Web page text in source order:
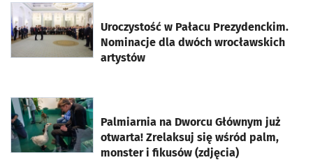
Uroczystość w Pałacu Prezydenckim.
Nominacje dla dwóch wrocławskich
artystów
otworzy się w nowej karcie
Palmiarnia na Dworcu Głównym już
otwarta! Zrelaksuj się wśród palm,
monster i fikusów (zdjęcia)
otworzy się w nowej karcie